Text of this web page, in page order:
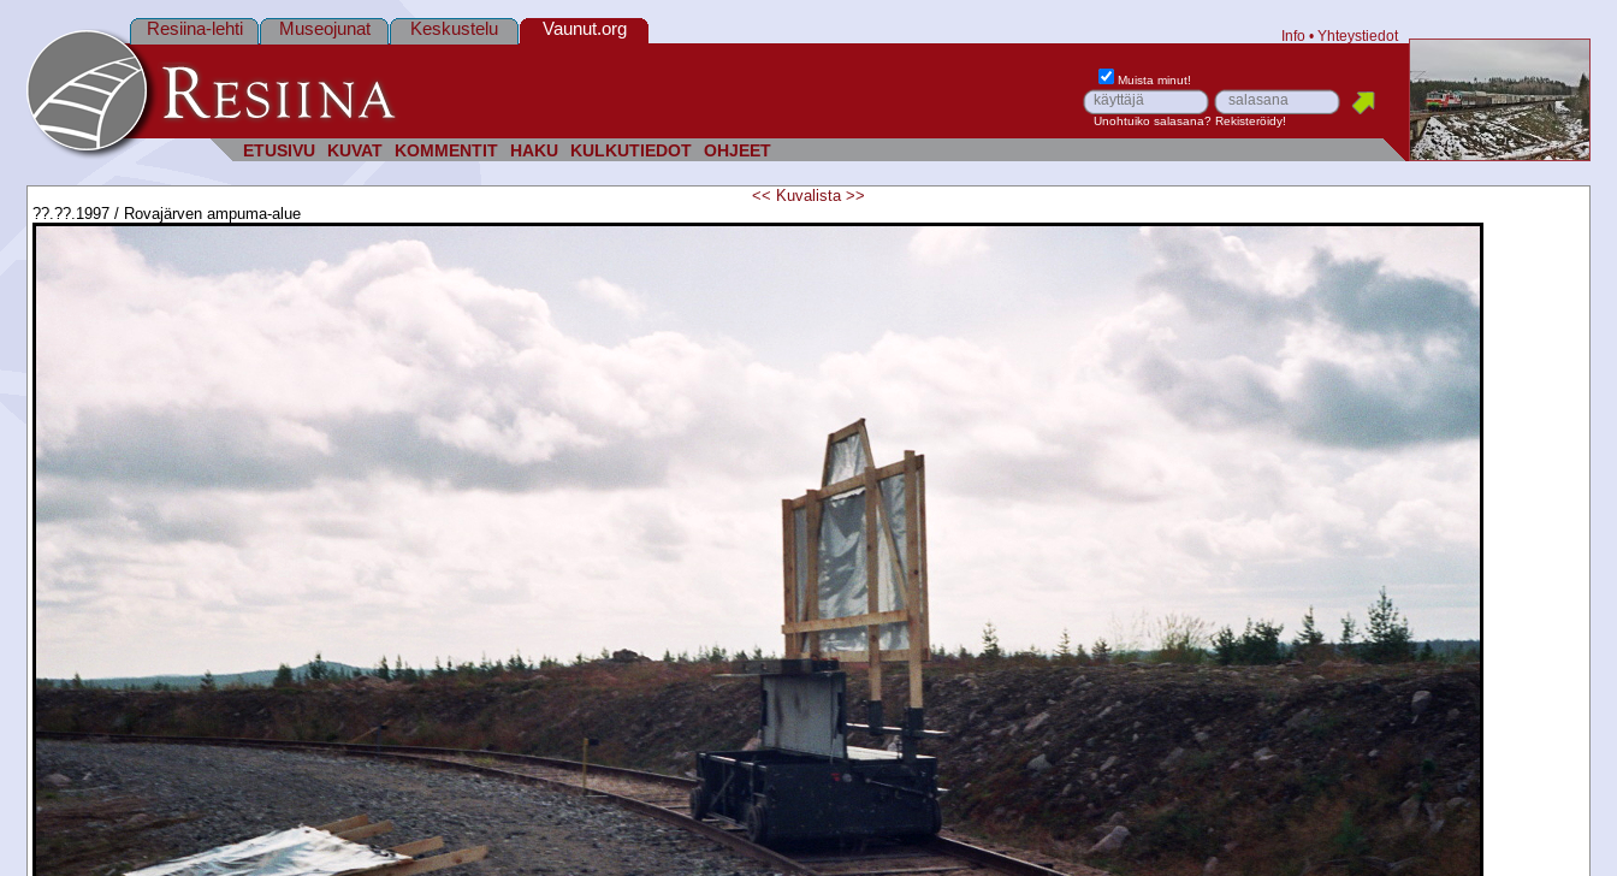
ETUSIVU KUVAT KOMMENTIT HAKU KULKUTIEDOT OHJEET
Resiina-lehti Museojunat Keskustelu Vaunut.org Info • Yhteystiedot
Muista minut!
Unohtuiko salasana? Rekisteröidy!
<< Kuvalista >>
??.??.1997 / Rovajärven ampuma-alue